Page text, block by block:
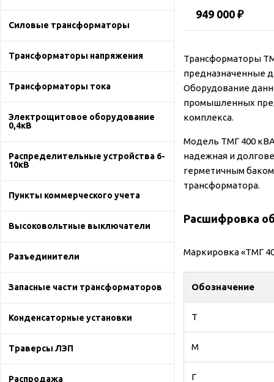
Силовые трансформаторы
Трансформаторы напряжения
Трансформаторы тока
Электрощитовое оборудование
0,4кВ
Распределительные устройства 6-
10кВ
Пункты коммерческого учета
Высоковольтные выключатели
Разъединители
Запасные части трансформаторов
Конденсаторные установки
Траверсы ЛЭП
Распродажа
949 000 ₽
Трансформаторы
предназначенные
Оборудование
промышленных
комплекса.
Модель ТМГ 400
надежная и
герметичным
трансформатора.
Расшифровка
Маркировка «ТМГ
Обозначение
Т
М
Г